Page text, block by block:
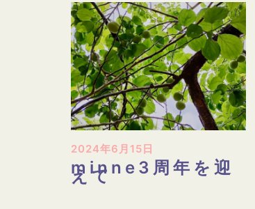
2024年6月15日
minne3周年を迎
えて